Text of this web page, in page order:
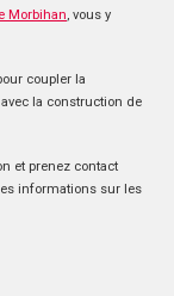
Morbihan, vous y
coupler la
la construction de
et prenez contact
informations sur les